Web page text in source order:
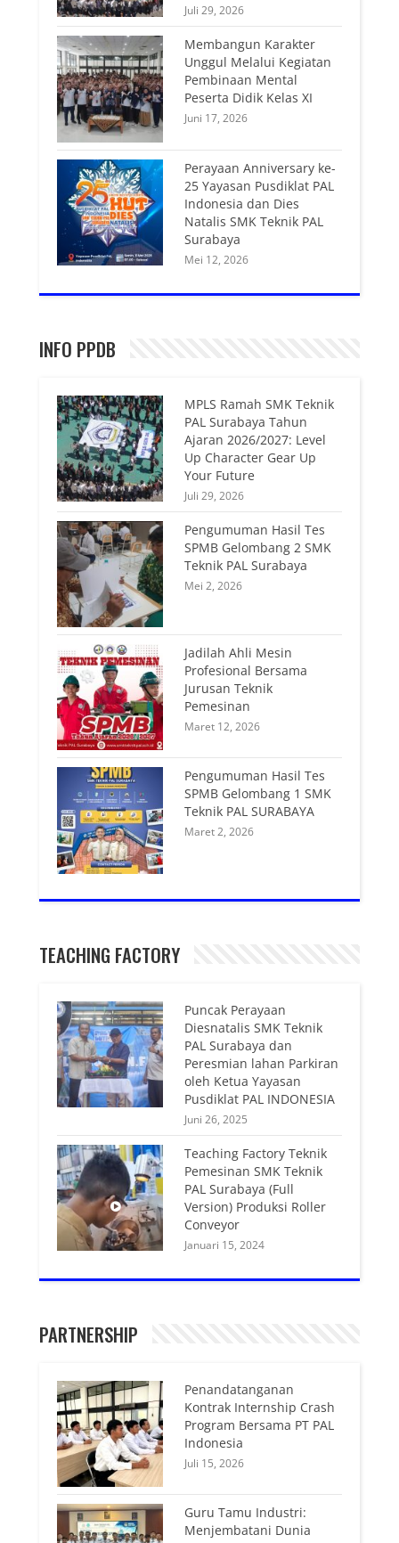
Juli 29, 2026
Membangun Karakter
Unggul Melalui Kegiatan
Pembinaan Mental
Peserta Didik Kelas XI
Juni 17, 2026
Perayaan Anniversary ke-
25 Yayasan Pusdiklat PAL
Indonesia dan Dies
Natalis SMK Teknik PAL
Surabaya
Mei 12, 2026
INFO PPDB
MPLS Ramah SMK Teknik
PAL Surabaya Tahun
Ajaran 2026/2027: Level
Up Character Gear Up
Your Future
Juli 29, 2026
Pengumuman Hasil Tes
SPMB Gelombang 2 SMK
Teknik PAL Surabaya
Mei 2, 2026
Jadilah Ahli Mesin
Profesional Bersama
Jurusan Teknik
Pemesinan
Maret 12, 2026
Pengumuman Hasil Tes
SPMB Gelombang 1 SMK
Teknik PAL SURABAYA
Maret 2, 2026
TEACHING FACTORY
Puncak Perayaan
Diesnatalis SMK Teknik
PAL Surabaya dan
Peresmian lahan Parkiran
oleh Ketua Yayasan
Pusdiklat PAL INDONESIA
Juni 26, 2025
Teaching Factory Teknik
Pemesinan SMK Teknik
PAL Surabaya (Full
Version) Produksi Roller
Conveyor
Januari 15, 2024
PARTNERSHIP
Penandatanganan
Kontrak Internship Crash
Program Bersama PT PAL
Indonesia
Juli 15, 2026
Guru Tamu Industri:
Menjembatani Dunia